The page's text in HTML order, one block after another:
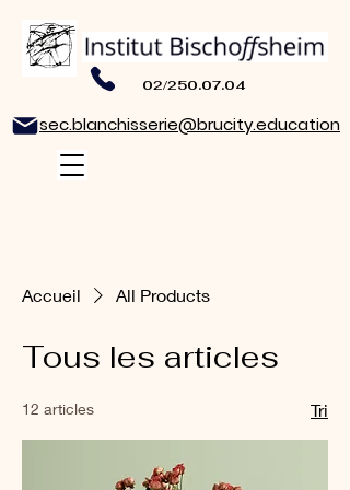
02/250.07.04
sec.blanchisserie@brucity.education
Accueil All Products
Tous les articles
12 articles Tri